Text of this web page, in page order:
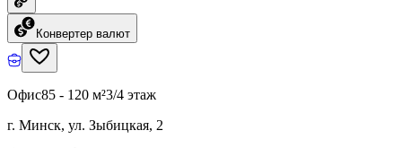
Конвертер валют
Офис85 - 120 м²3/4 этаж
г. Минск, ул. Зыбицкая, 2